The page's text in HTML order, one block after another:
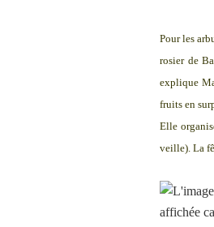
Pour les
rosier de
explique
fruits en
Elle
veille). La